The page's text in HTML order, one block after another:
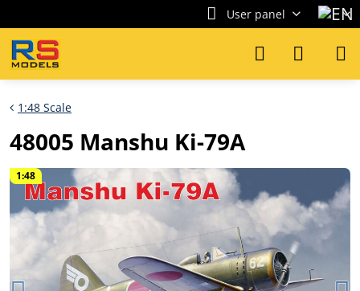
User panel
1:48
1:48 Scale
48005 Manshu Ki-79A